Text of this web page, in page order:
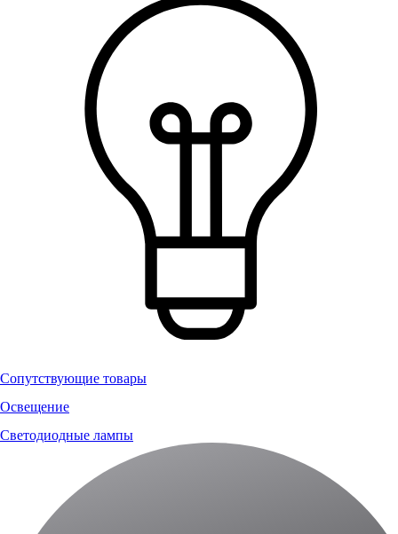
Сопутствующие товары
Освещение
Светодиодные лампы